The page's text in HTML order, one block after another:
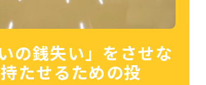
の銭失い」をさせな
たせるための投